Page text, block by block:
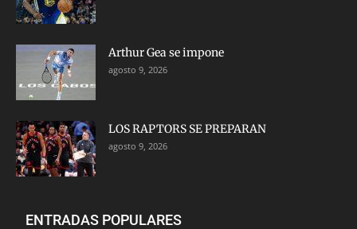
Arthur Gea se impone
agosto 9, 2026
LOS RAPTORS SE PREPARAN
agosto 9, 2026
ENTRADAS POPULARES